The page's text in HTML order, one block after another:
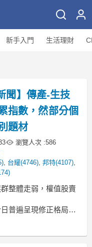
新手入門 生活理財
聞】傳產-生技
指數，然部分個
題材
瀏覽人次 :586
, 台耀(4746),邦特(4107),
整體走弱，權值股賣
普遍呈現修正格局，
2.44%，跌勢相對明